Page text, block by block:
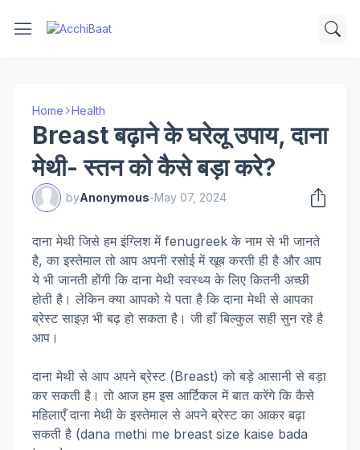
Home Health
Breast बढ़ाने के घरेलू उपाय, दाना
मेथी- स्तन को कैसे बड़ा करे?
byAnonymous-May 07, 2024
दाना मेथी जिसे हम इंग्लिश में fenugreek के नाम से भी जानते
है, का इस्तेमाल तो आप अपनी रसोई में खूब करती ही है और आप
ये भी जानती होंगी कि दाना मेथी स्वस्थ्य के लिए कितनी अच्छी
होती है। लेकिन क्या आपको ये पता है कि दाना मेथी से आपका
ब्रेस्ट साइज़ भी बढ़ हो सकता है। जी हाँ बिल्कुल सही सुन रहे है
आप।
दाना मेथी से आप अपने ब्रेस्ट (Breast) को बड़े आसानी से बड़ा
कर सकती है। तो आज हम इस आर्टिकल में बात करेंगे कि कैसे
महिलाएँ दाना मेथी के इस्तेमाल से अपने ब्रेस्ट का आकर बढ़ा
सकती है (dana methi me breast size kaise bada